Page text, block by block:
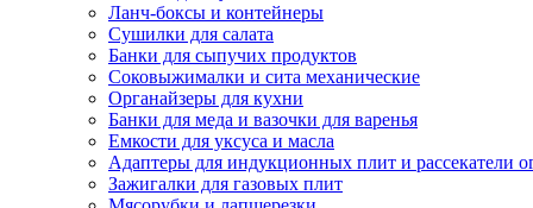
Ланч-боксы и контейнеры
Сушилки для салата
Банки для сыпучих продуктов
Соковыжималки и сита механические
Органайзеры для кухни
Банки для меда и вазочки для варенья
Емкости для уксуса и масла
Адаптеры для индукционных плит и рассекатели
Зажигалки для газовых плит